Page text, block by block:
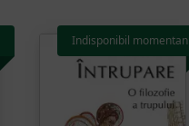
Indisponibil momentan